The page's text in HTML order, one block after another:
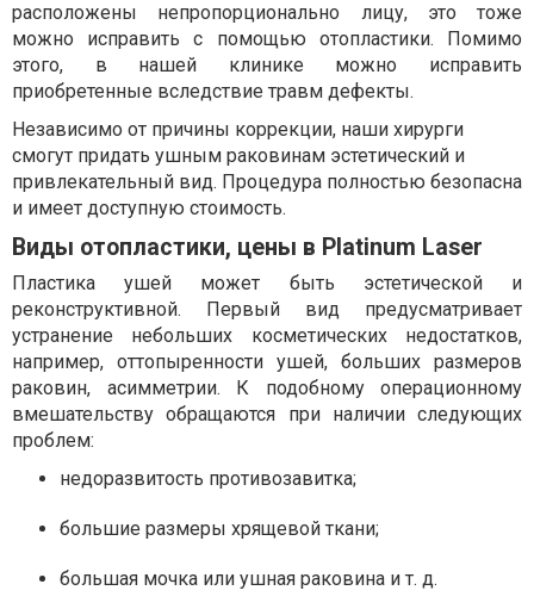
расположены непропорционально лицу, это тоже
можно исправить с помощью отопластики. Помимо
этого, в нашей клинике можно исправить
приобретенные вследствие травм дефекты.
Независимо от причины коррекции, наши хирурги
смогут придать ушным раковинам эстетический и
привлекательный вид. Процедура полностью безопасна
и имеет доступную стоимость.
Виды отопластики, цены в Platinum Laser
Пластика ушей может быть эстетической и
реконструктивной. Первый вид предусматривает
устранение небольших косметических недостатков,
например, оттопыренности ушей, больших размеров
раковин, асимметрии. К подобному операционному
вмешательству обращаются при наличии следующих
проблем:
недоразвитость противозавитка;
большие размеры хрящевой ткани;
большая мочка или ушная раковина и т. д.